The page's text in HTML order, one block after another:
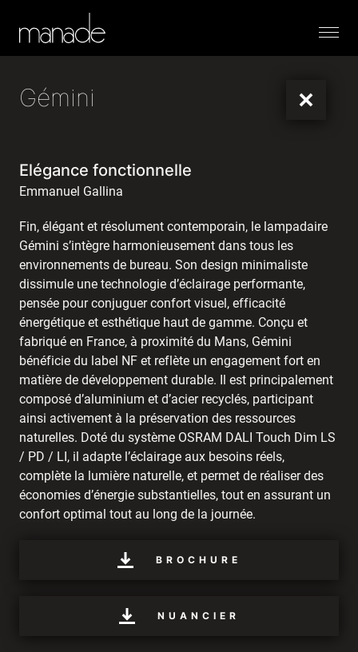
Menu
Gémini
Elégance fonctionnelle
Emmanuel Gallina
Fin, élégant et résolument contemporain, le lampadaire
Gémini s’intègre harmonieusement dans tous les
environnements de bureau. Son design minimaliste
dissimule une technologie d’éclairage performante,
pensée pour conjuguer confort visuel, efficacité
énergétique et esthétique haut de gamme. Conçu et
fabriqué en France, à proximité du Mans, Gémini
bénéficie du label NF et reflète un engagement fort en
matière de développement durable. Il est principalement
composé d’aluminium et d’acier recyclés, participant
ainsi activement à la préservation des ressources
naturelles. Doté du système OSRAM DALI Touch Dim LS
/ PD / LI, il adapte l’éclairage aux besoins réels,
complète la lumière naturelle, et permet de réaliser des
économies d’énergie substantielles, tout en assurant un
confort optimal tout au long de la journée.
BROCHURE
NUANCIER